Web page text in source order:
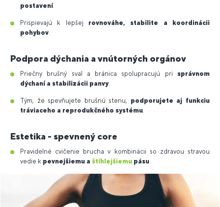
postavení.
Prispievajú k lepšej rovnováhe, stabilite a koordinácii
pohybov
Podpora dýchania a vnútorných orgánov
Priečny brušný sval a bránica spolupracujú pri správnom
dýchaní a stabilizácii panvy.
Tým, že spevňujete brušnú stenu, podporujete aj funkciu
tráviaceho a reprodukčného systému
Estetika - spevnený core
Pravidelné cvičenie brucha v kombinácii so zdravou stravou
vedie k pevnejšiemu a štíhlejšiemu pásu